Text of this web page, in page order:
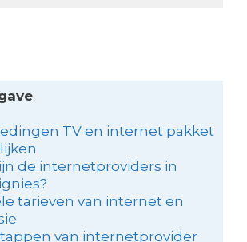
TV en internet pakket
de internetproviders in
tarieven van internet en
van internetprovider